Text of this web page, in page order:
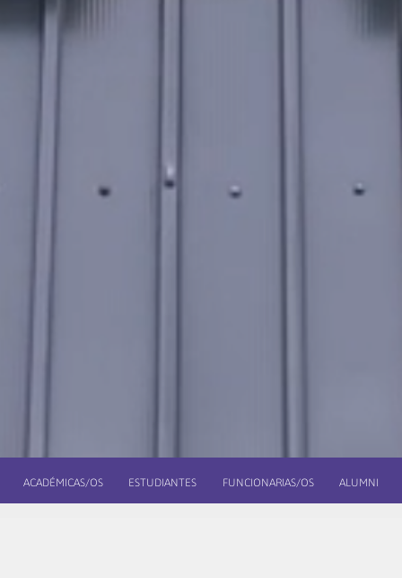
ACADÉMICAS/OS ESTUDIANTES FUNCIONARIAS/OS ALUMNI